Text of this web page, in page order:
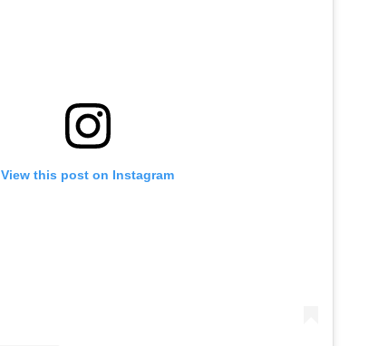
View this post on Instagram